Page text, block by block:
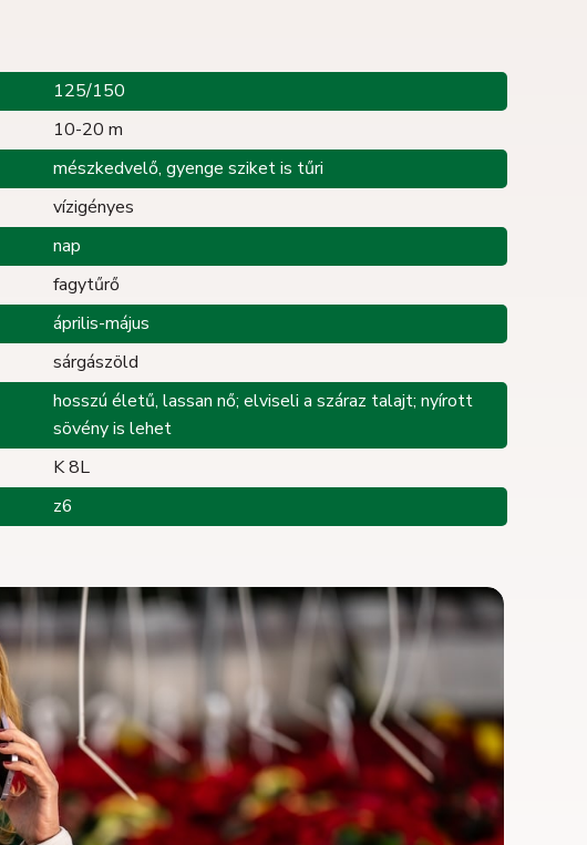
125/150
10-20 m
mészkedvelő, gyenge sziket is tűri
vízigényes
nap
fagytűrő
április-május
sárgászöld
hosszú életű, lassan nő; elviseli a száraz talajt; nyírott
sövény is lehet
K 8L
z6